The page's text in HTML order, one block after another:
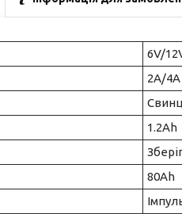
6V/
2A/4A
1.2Ah
80Ah